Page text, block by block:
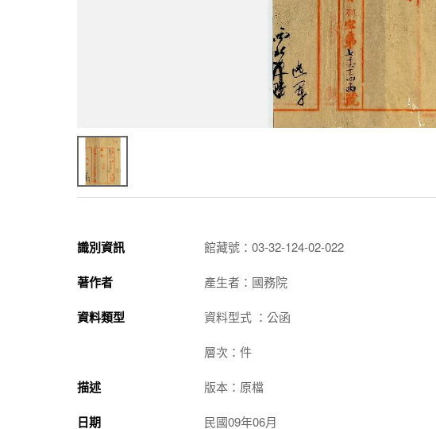
識別資訊 館藏號：03-32-124-02-022
著作者 產生者：國務院
資料類型 資料型式 ：公函
層次：件
描述 版本：原檔
日期 民國09年06月